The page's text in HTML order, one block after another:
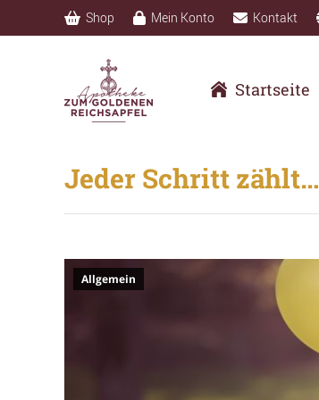
Shop Mein Konto Kontakt
Startseite
Jeder Schritt zählt…
Allgemein